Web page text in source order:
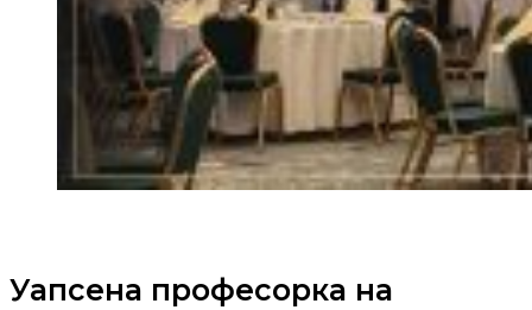
Уапсена професорка на